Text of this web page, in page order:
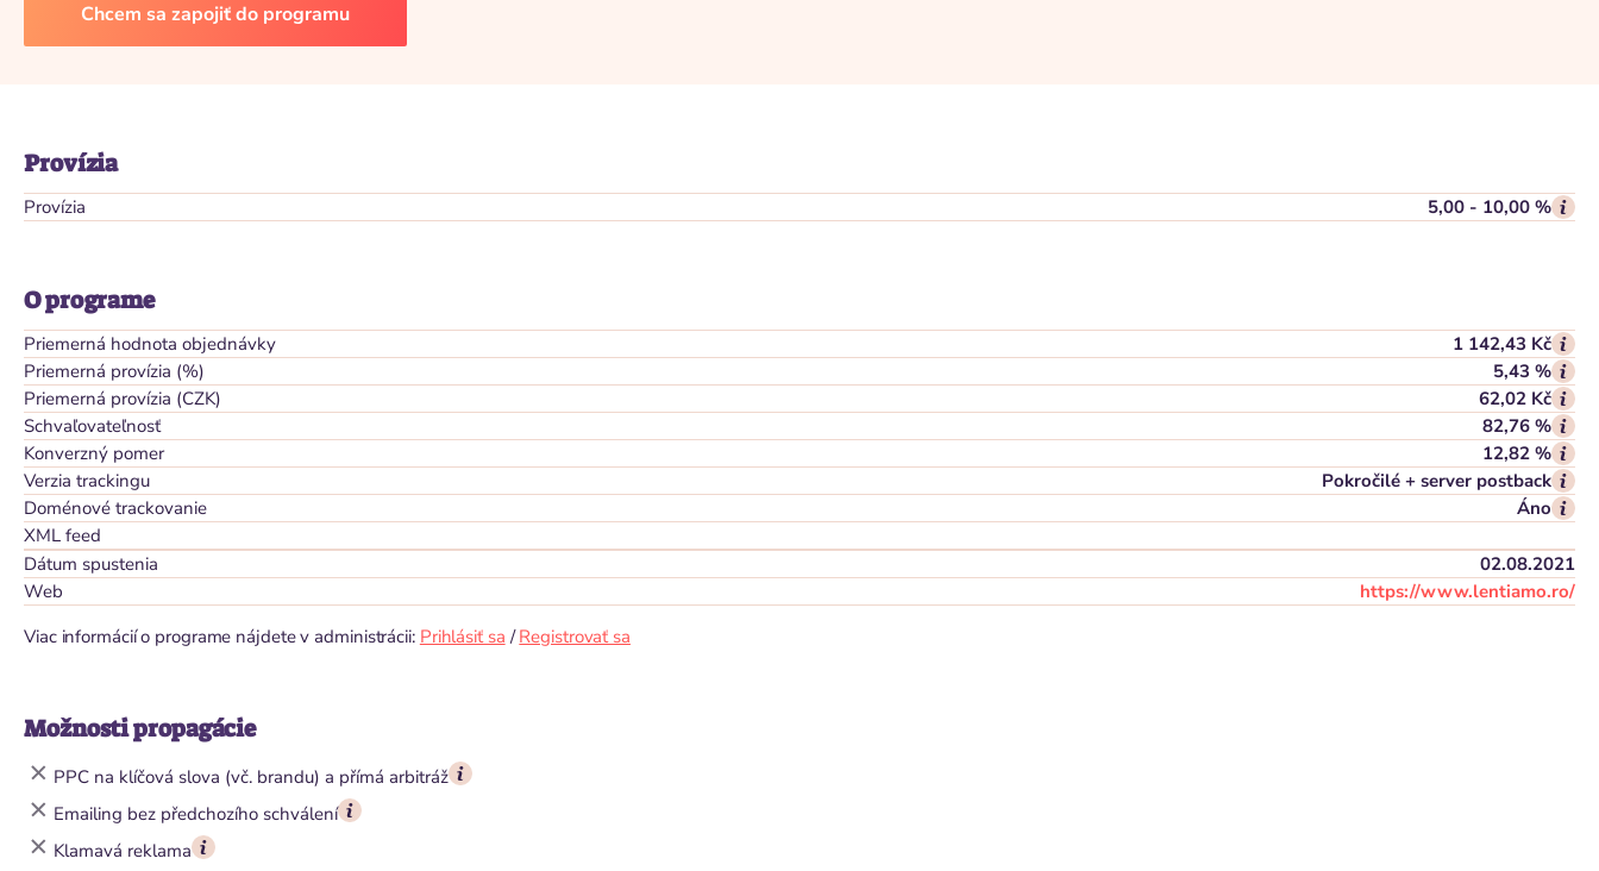
Chcem sa zapojiť do programu
Provízia
Provízia 5,00 - 10,00 %
O programe
Priemerná hodnota objednávky
1 142,43 Kč
Priemerná provízia (%)
5,43 %
Priemerná provízia (CZK)
62,02 Kč
Schvaľovateľnosť
82,76 %
Konverzný pomer
12,82 %
Verzia trackingu
Pokročilé + server postback
Doménové trackovanie
Áno
XML feed
Dátum spustenia
02.08.2021
Web
https://www.lentiamo.ro/
Viac informácií o programe nájdete v administrácii: Prihlásiť sa /Registrovať sa
Možnosti propagácie
PPC na klíčová slova (vč. brandu) a přímá arbitráž
Emailing bez předchozího schválení
Klamavá reklama